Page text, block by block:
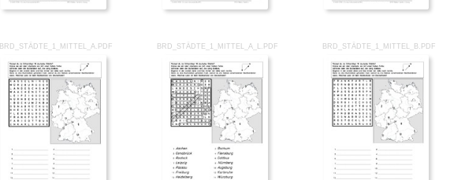
BRD_STÄDTE_1_MITTEL_A.PDF BRD_STÄDTE_1_MITTEL_A_L.PDF BRD_STÄDTE_1_MITTEL_B.PDF